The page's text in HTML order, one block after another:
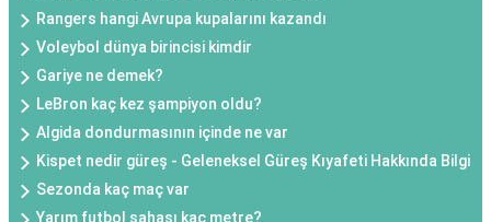
Rangers hangi Avrupa kupalarını kazandı
Voleybol dünya birincisi kimdir
Gariye ne demek?
LeBron kaç kez şampiyon oldu?
Algida dondurmasının içinde ne var
Kispet nedir güreş - Geleneksel Güreş Kıyafeti Hakkında Bilgi
Sezonda kaç maç var
Yarım futbol sahası kaç metre?